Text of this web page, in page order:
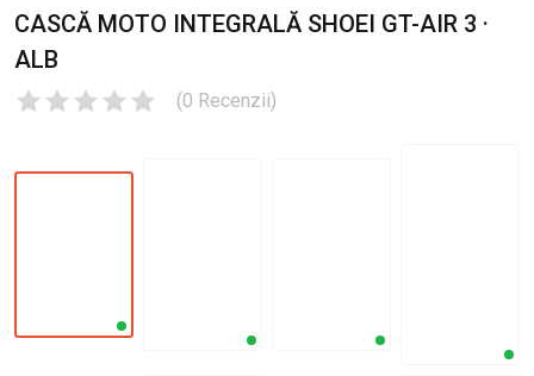
CASCĂ MOTO INTEGRALĂ SHOEI GT-AIR 3 ·
ALB
(0 Recenzii)